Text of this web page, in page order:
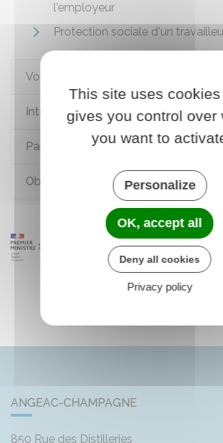
l'employeur
Protection sociale d'un
Voir aussi
Intéressement
Participation
Obligations d'affichage dans
ANGEAC-CHAMPAGNE
850 Rue des Distilleries
This site uses
gives you control over
you want to
Personalize
OK, accept all
Deny all cookies
Privacy policy